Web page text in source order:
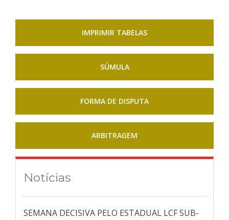
IMPRIMIR TABELAS
SÚMULA
FORMA DE DISPUTA
ARBITRAGEM
Notícias
SEMANA DECISIVA PELO ESTADUAL LCF SUB-